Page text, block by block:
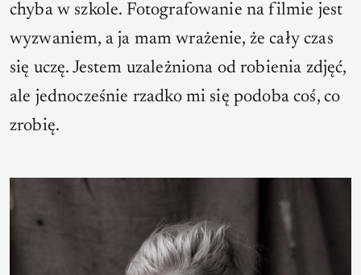
chyba w szkole. Fotografowanie na filmie jest
wyzwaniem, a ja mam wrażenie, że cały czas
się uczę. Jestem uzależniona od robienia zdjęć,
ale jednocześnie rzadko mi się podoba coś, co
zrobię.